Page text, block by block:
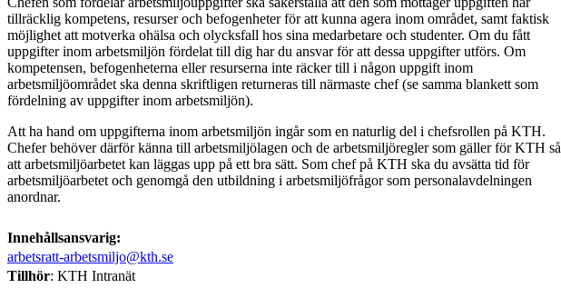
tillräcklig kompetens, resurser och befogenheter för att kunna agera inom området, samt faktisk
möjlighet att motverka ohälsa och olycksfall hos sina medarbetare och studenter. Om du fått
uppgifter inom arbetsmiljön fördelat till dig har du ansvar för att dessa uppgifter utförs. Om
kompetensen, befogenheterna eller resurserna inte räcker till i någon uppgift inom
arbetsmiljöområdet ska denna skriftligen returneras till närmaste chef (se samma blankett som
fördelning av uppgifter inom arbetsmiljön).
Att ha hand om uppgifterna inom arbetsmiljön ingår som en naturlig del i chefsrollen på KTH.
Chefer behöver därför känna till arbetsmiljölagen och de arbetsmiljöregler som gäller för KTH så
att arbetsmiljöarbetet kan läggas upp på ett bra sätt. Som chef på KTH ska du avsätta tid för
arbetsmiljöarbetet och genomgå den utbildning i arbetsmiljöfrågor som personalavdelningen
anordnar.
Innehållsansvarig:
arbetsratt-arbetsmiljo@kth.se
Tillhör: KTH Intranät